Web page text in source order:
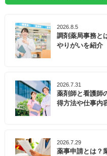
2026.8.5
調剤薬局事務と
やりがいを紹介
2026.7.31
薬剤師と看護師
得方法や仕事内
2026.7.29
薬事申請とは？